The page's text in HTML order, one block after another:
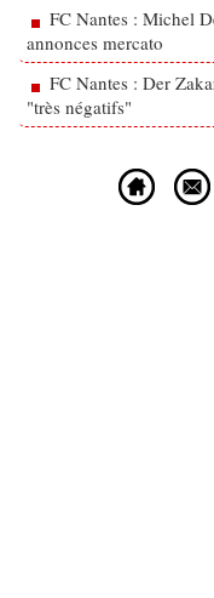
FC Nantes : Michel
annonces mercato
FC Nantes : Der
"très négatifs"